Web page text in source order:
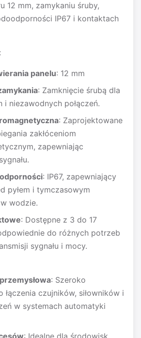
12 mm, zamykaniu śruby,
IP67 i kontaktach
panelu: 12 mm
: Zamknięcie śrubą dla
i niezawodnych połączeń.
: Zaprojektowane
zakłóceniom
zapewniając
: IP67, zapewniający
pyłem i tymczasowym
wodzie.
: Dostępne z 3 do 17
do różnych potrzeb
sygnału i mocy.
: Szeroko
łączenia czujników, siłowników i
w systemach automatyki
: Idealne dla środowisk